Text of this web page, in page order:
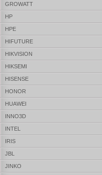
GROWATT
HP
HPE
HIFUTURE
HIKVISION
HIKSEMI
HISENSE
HONOR
HUAWEI
INNO3D
INTEL
IRIS
JBL
JINKO